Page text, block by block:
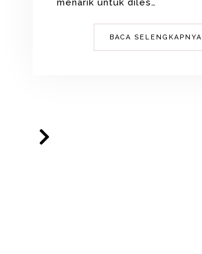
menarik untuk diles…
BACA SELENGKAPNYA